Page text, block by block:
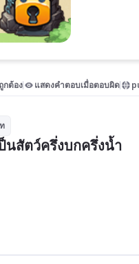
กต้อง แสดงคำตอบเมื่อตอบผิด
นสัตว์ครึ่งบกครึ่งน้ำ